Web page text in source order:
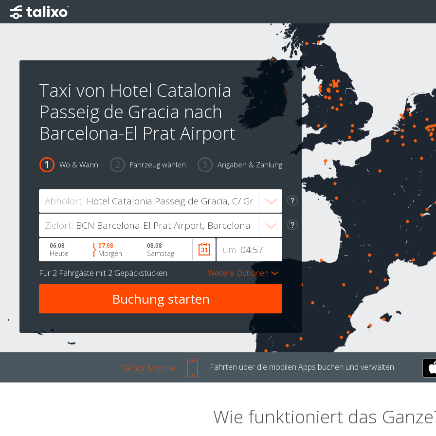
Taxi von Hotel Catalonia
Passeig de Gracia nach
Barcelona-El Prat Airport
Wo & Wann Fahrzeug wählen Angaben & Zahlung
Abholort:
Zielort:
um
06.08
Heute
07.08
Morgen
08.08
Samstag
Für 2 Fahrgäste mit 2 Gepäckstücken Weitere Optionen
Talixo Mobile Fahrten über die mobilen Apps buchen und verwalten.
Wie funktioniert das